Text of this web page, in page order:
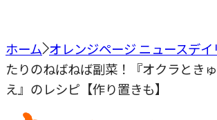
ホーム オレンジページ ニュースデイ
たりのねばねば副菜！『オクラとき
え』のレシピ【作り置きも】